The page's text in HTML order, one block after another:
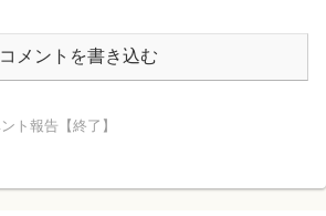
コメントを書き込む
ト報告【終了】